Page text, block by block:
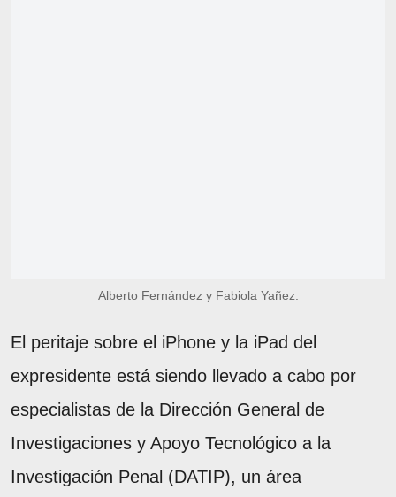
Alberto Fernández y Fabiola Yañez.
El peritaje sobre el iPhone y la iPad del
expresidente está siendo llevado a cabo por
especialistas de la Dirección General de
Investigaciones y Apoyo Tecnológico a la
Investigación Penal (DATIP), un área